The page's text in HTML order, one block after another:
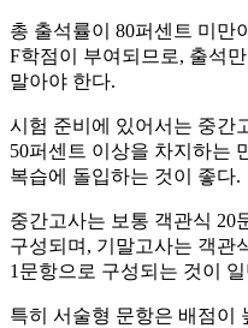
총 출석률이 80퍼센트 미만
F학점이 부여되므로, 출석
말아야 한다.
시험 준비에 있어서는 중간
50퍼센트 이상을 차지하는
복습에 돌입하는 것이 좋다.
중간고사는 보통 객관식 20
구성되며, 기말고사는 객관
1문항으로 구성되는 것이
특히 서술형 문항은 배점이